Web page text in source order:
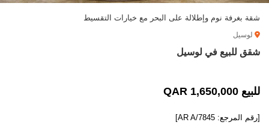
شقة بغرفة نوم وإطلالة على البحر مع خيارات التقسيط
لوسيل
شقق للبيع في لوسيل
للبيع 1,650,000 QAR
[رقم المرجع: AR A/7845]